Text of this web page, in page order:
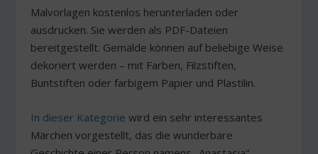
Malvorlagen kostenlos herunterladen oder
ausdrucken. Sie werden als PDF-Dateien
bereitgestellt. Gemälde können auf beliebige Weise
dekoriert werden – mit Farben, Filzstiften,
Buntstiften oder farbigem Papier und Plastilin.
In dieser Kategorie wird ein sehr interessantes
Märchen vorgestellt, das die wunderbare